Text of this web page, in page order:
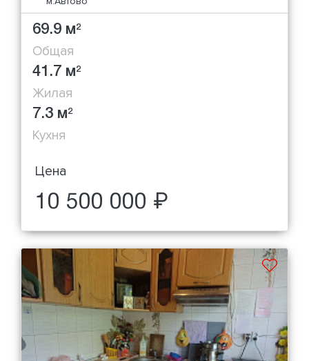
69.9 м2
Общая
41.7 м2
Жилая
7.3 м2
Кухня
Цена
10 500 000 ₽